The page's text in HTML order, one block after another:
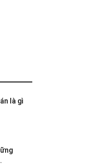
là gì